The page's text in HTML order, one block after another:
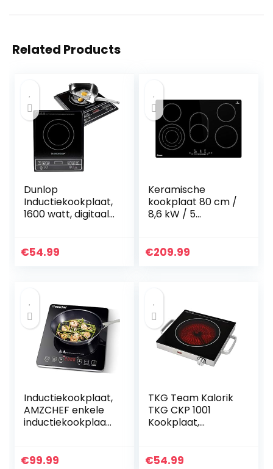
Related Products
Dunlop
Inductiekookplaat,
1600 watt, digitaal
oververhittingsbev
€54.99
Keramische
kookplaat 80 cm /
8,6 kW / 5
/drievoudige en
€209.99
Inductiekookplaat,
AMZCHEF enkele
inductiekookplaat
oppervlak,
€99.99
TKG Team Kalorik
TKG CKP 1001
Kookplaat,
€54.99